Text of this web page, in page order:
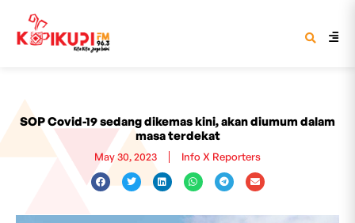
SOP Covid-19 sedang dikemas kini, akan diumum dalam
masa terdekat
May 30, 2023 Info X Reporters